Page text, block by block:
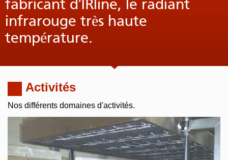
fabricant d'IRline, le radiant
infrarouge très haute
température.
Activités
Nos différents domaines d'activités.